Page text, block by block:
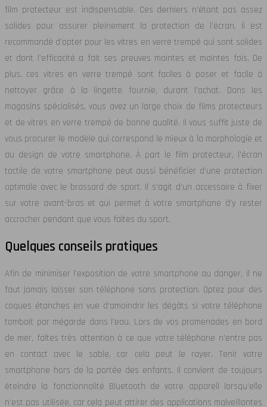
film protecteur est indispensable. Ces derniers n’étant pas assez
solides pour assurer pleinement la protection de l’écran, il est
recommandé d’opter pour les vitres en verre trempé qui sont solides
et dont l’efficacité a fait ses preuves maintes et maintes fois. De
plus, ces vitres en verre trempé sont faciles à poser et facile à
nettoyer grâce à la lingette fournie, durant l’achat. Dans les
magasins spécialisés, vous avez un large choix de films protecteurs
et de vitres en verre trempé de bonne qualité. Il vous suffit juste de
vous procurer le modèle qui correspond le mieux à la morphologie et
au design de votre smartphone. À part le film protecteur, l’écran
tactile de votre smartphone peut aussi bénéficier d’une protection
optimale avec le brassard de sport. Il s’agit d’un accessoire à fixer
sur votre avant-bras et qui permet à votre smartphone d’y rester
accrocher pendant que vous faites du sport.
Quelques conseils pratiques
Afin de minimiser l’exposition de votre smartphone au danger, il ne
faut jamais laisser son téléphone sans protection. Optez pour des
coques étanches en vue d’amoindrir les dégâts si votre téléphone
tombait par mégarde dans l’eau. Lors de vos promenades en bord
de mer, faîtes très attention à ce que votre téléphone n’entre pas
en contact avec le sable, car cela peut le rayer. Tenir votre
smartphone hors de la portée des enfants. Il convient de toujours
éteindre la fonctionnalité Bluetooth de votre appareil lorsqu’elle
n’est pas utilisée, car cela peut attirer des applications malveillantes